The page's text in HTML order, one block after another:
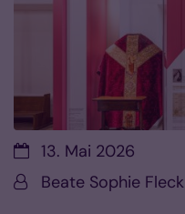
Datum:13. Mai 2026
Von:Beate Sophie Fleck